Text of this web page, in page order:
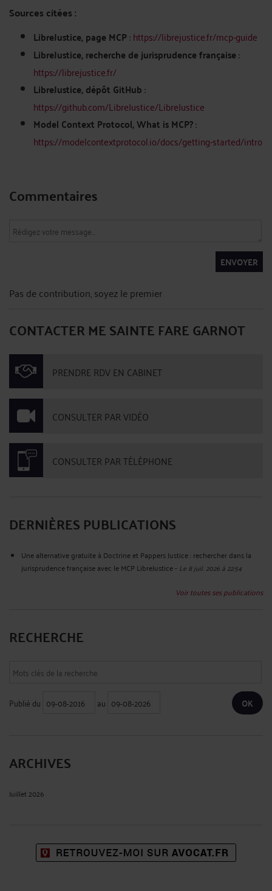
Sources citées :
LibreJustice, page MCP:https://librejustice.fr/mcp-guide
LibreJustice, recherche de jurisprudence française:
https://librejustice.fr/
LibreJustice, dépôt GitHub:
https://github.com/LibreJustice/LibreJustice
Model Context Protocol, What is MCP?:
https://modelcontextprotocol.io/docs/getting-started/intro
Commentaires
ENVOYER
Pas de contribution, soyez le premier
CONTACTER ME SAINTE FARE GARNOT
PRENDRE RDV EN CABINET
CONSULTER PAR VIDÉO
CONSULTER PAR TÉLÉPHONE
DERNIÈRES PUBLICATIONS
Une alternative gratuite à Doctrine et Pappers Justice : rechercher dans la
jurisprudence française avec le MCP LibreJustice- Le 8 juil. 2026 à 22:54
Voir toutes ses publications
RECHERCHE
Publié du au
ARCHIVES
Juillet 2026